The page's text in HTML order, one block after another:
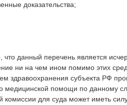
доказательства;
данный перечень является
ни на чем ином помимо этих
здравоохранения субъекта РФ
медицинской помощи по данному
для суда может иметь